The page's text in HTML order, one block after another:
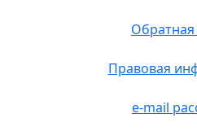
Обратная
Правовая
e-mail